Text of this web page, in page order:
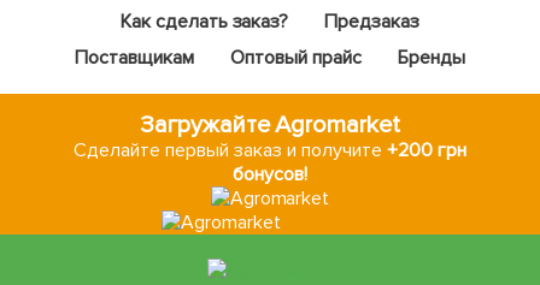
Как сделать заказ?
Предзаказ
Поставщикам
Оптовый прайс Бренды
Загружайте Agromarket
Сделайте первый заказ и получите +200 грн
бонусов!